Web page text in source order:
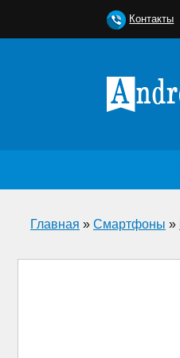
Главная » Смартфоны »
Контакты